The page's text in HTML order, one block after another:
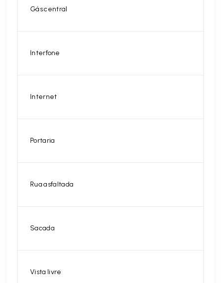
Gás central
Interfone
Internet
Portaria
Rua asfaltada
Sacada
Vista livre